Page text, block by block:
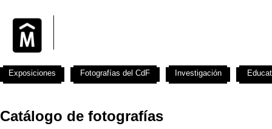
Catálogo de fotografías
Exposiciones Fotografías del CdF Investigación